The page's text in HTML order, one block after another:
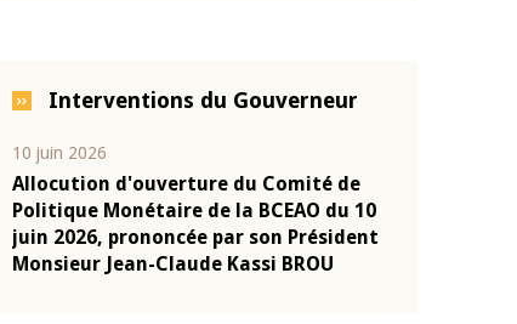
Interventions du Gouverneur
10 juin 2026
Allocution d'ouverture du Comité de
Politique Monétaire de la BCEAO du 10
juin 2026, prononcée par son Président
Monsieur Jean-Claude Kassi BROU